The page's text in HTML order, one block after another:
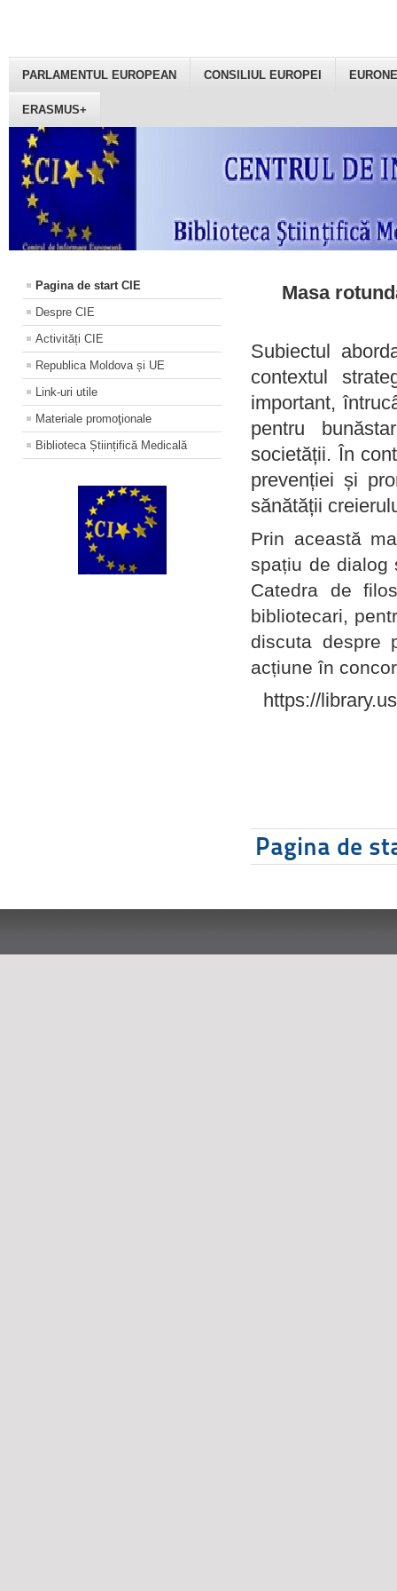
PARLAMENTUL EUROPEAN CONSILIUL EUROPEI
ERASMUS+
Pagina de start CIE
Despre CIE
Activități CIE
Republica Moldova și UE
Link-uri utile
Materiale promoţionale
Biblioteca Științifică Medicală
Masa
Subiectul
contextul
important,
pentru
societății. În
prevenției și
sănătății
Prin această
spațiu de dialog
Catedra de
bibliotecari,
discuta despre
acțiune în
https://
Pagina de